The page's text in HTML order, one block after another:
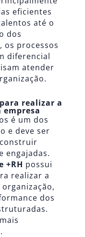
eficientes
até o
dos
os processos
diferencial
atender
realizar a
empresa
é um dos
e deve ser
engajadas.
+RH possui
realizar a
organização,
dos